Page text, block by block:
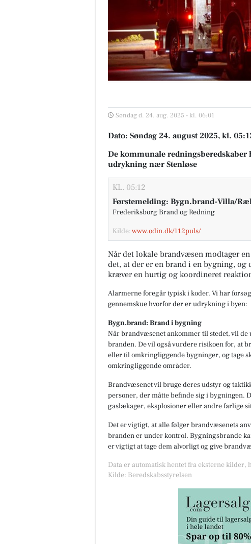
Søndag d. 24. aug. 2025 - kl. 06:01
Dato: Søndag 24. august 2025, kl.
De kommunale
udrykning nær Stenløse
KL. 05:12
Førstemelding: Bygn.brand-Villa/
Frederiksborg Brand og Redning
Kilde:www.odin.dk/112puls/
Når det lokale brandvæsen modtager
det, at der er en brand i en bygning,
kræver en hurtig og koordineret
Alarmerne foregår typisk i koder. Vi har
gennemskue hvorfor der er udrykning i byen:
Bygn.brand: Brand i bygning
Når brandvæsenet ankommer til stedet, vil
branden. De vil også vurdere risikoen for, at
eller til omkringliggende bygninger, og tage
omkringliggende områder.
Brandvæsenet vil bruge deres udstyr og
personer, der måtte befinde sig i bygningen.
gaslækager, eksplosioner eller andre farlige
Det er vigtigt, at alle følger brandvæsenets
branden er under kontrol. Bygningsbrande
er vigtigt at tage dem alvorligt og give
Data er automatisk hentet fra eksterne kilder,
Kilde: Beredskabsstyrelsen